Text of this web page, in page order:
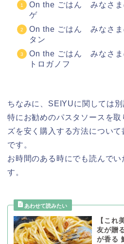
On the ごはん みなさ
ゲ
On the ごはん みなさ
タン
On the ごはん みなさ
トロガノフ
ちなみに、SEIYUに関しては
特にお勧めのパスタソースを
ズを安く購入する方法につい
です。
お時間のある時にでも読んで
す。
【これ
友が贈
が香る